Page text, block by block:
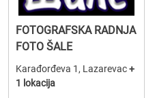
FOTOGRAFSKA RADNJA
FOTO ŠALE
Karađorđeva 1, Lazarevac+
1 lokacija